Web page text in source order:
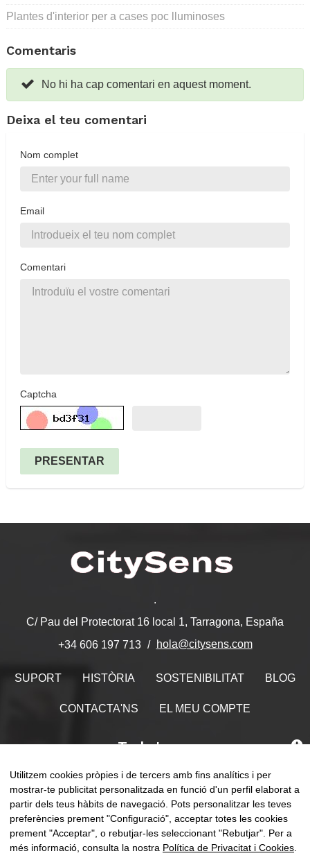
Plantes d'interior per a cases poc lluminoses
Comentaris
No hi ha cap comentari en aquest moment.
Deixa el teu comentari
Nom complet
Email
Comentari
Captcha
PRESENTAR
.
C/ Pau del Protectorat 16 local 1, Tarragona, España
+34 606 197 713
hola@citysens.com
SUPORT HISTÒRIA SOSTENIBILITAT BLOG
CONTACTA'NS EL MEU COMPTE
Troba'ns
la
☰
CA 0
Utilitzem cookies pròpies i de tercers amb fins analítics i per
mostrar-te publicitat personalitzada en funció d'un perfil elaborat a
partir dels teus hàbits de navegació. Pots personalitzar les teves
preferències prement "Configuració", acceptar totes les cookies
prement "Acceptar", o rebutjar-les seleccionant "Rebutjar". Per a
més informació, consulta la nostra Política de Privacitat i Cookies